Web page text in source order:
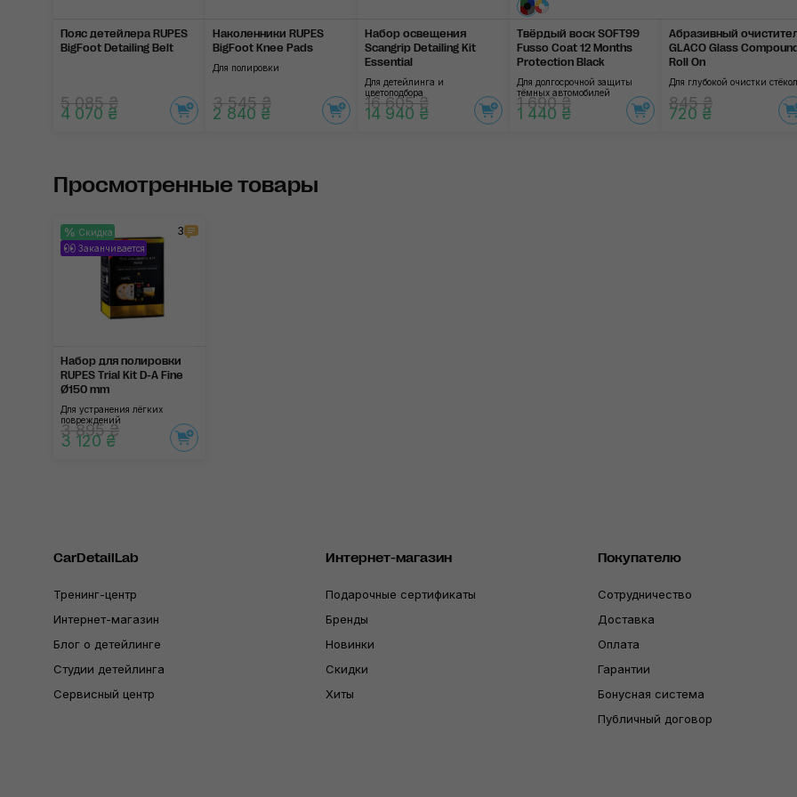
Пояс детейлера RUPES
BigFoot Detailing Belt
5 085 ₴
4 070 ₴
Наколенники RUPES
BigFoot Knee Pads
Для полировки
3 545 ₴
2 840 ₴
Набор освещения
Scangrip Detailing Kit
Essential
Для детейлинга и
цветоподбора
16 605 ₴
14 940 ₴
Твёрдый воск SOFT99
Fusso Coat 12 Months
Protection Black
Для долгосрочной защиты
тёмных автомобилей
1 690 ₴
1 440 ₴
Абразивный
GLACO Glass Compound
Roll On
Для глубокой очистки стёкол
845 ₴
720 ₴
Просмотренные товары
Скидка
Заканчивается
3
Набор для полировки
RUPES Trial Kit D-A Fine
Ø150 mm
Для устранения лёгких
повреждений
3 895 ₴
3 120 ₴
CarDetailLab
Тренинг-центр
Интернет-магазин
Блог о детейлинге
Студии детейлинга
Сервисный центр
Интернет-магазин
Подарочные сертификаты
Бренды
Новинки
Скидки
Хиты
Покупателю
Сотрудничество
Доставка
Оплата
Гарантии
Бонусная система
Публичный договор